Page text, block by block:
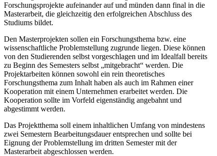
Forschungsprojekte aufeinander auf und münden dann final in die
Masterarbeit, die gleichzeitig den erfolgreichen Abschluss des
Studiums bildet.
Den Masterprojekten sollen ein Forschungsthema bzw. eine
wissenschaftliche Problemstellung zugrunde liegen. Diese können
von den Studierenden selbst vorgeschlagen und im Idealfall bereits
zu Beginn des Semesters selbst „mitgebracht“ werden. Die
Projektarbeiten können sowohl ein rein theoretisches
Forschungsthema zum Inhalt haben als auch im Rahmen einer
Kooperation mit einem Unternehmen erarbeitet werden. Die
Kooperation sollte im Vorfeld eigenständig angebahnt und
abgestimmt werden.
Das Projektthema soll einem inhaltlichen Umfang von mindestens
zwei Semestern Bearbeitungsdauer entsprechen und sollte bei
Eignung der Problemstellung im dritten Semester mit der
Masterarbeit abgeschlossen werden.